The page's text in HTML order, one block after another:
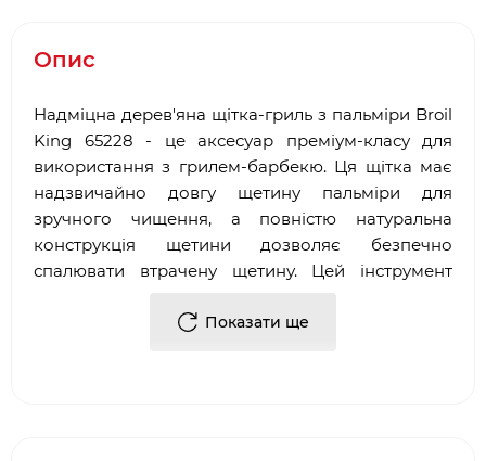
Опис
Надміцна дерев'яна щітка-гриль з пальміри Broil
King 65228 - це аксесуар преміум-класу для
використання з грилем-барбекю. Ця щітка має
надзвичайно довгу щетину пальміри для
зручного чищення, а повністю натуральна
конструкція щетини дозволяє безпечно
спалювати втрачену щетину. Цей інструмент
Guard та вбудованим скребком для ще більшої
Показати ще